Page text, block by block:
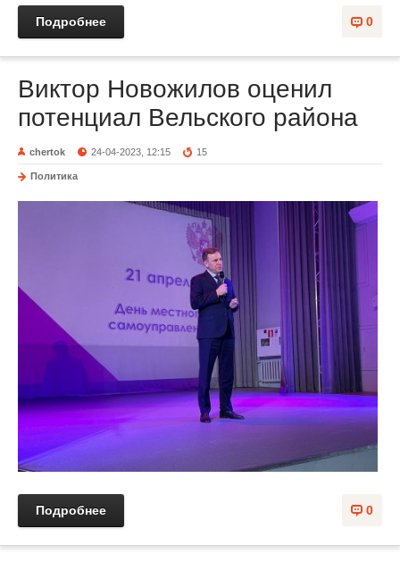
0
Подробнее
Виктор Новожилов оценил
потенциал Вельского района
chertok 24-04-2023, 12:15 15
Политика
0
Подробнее